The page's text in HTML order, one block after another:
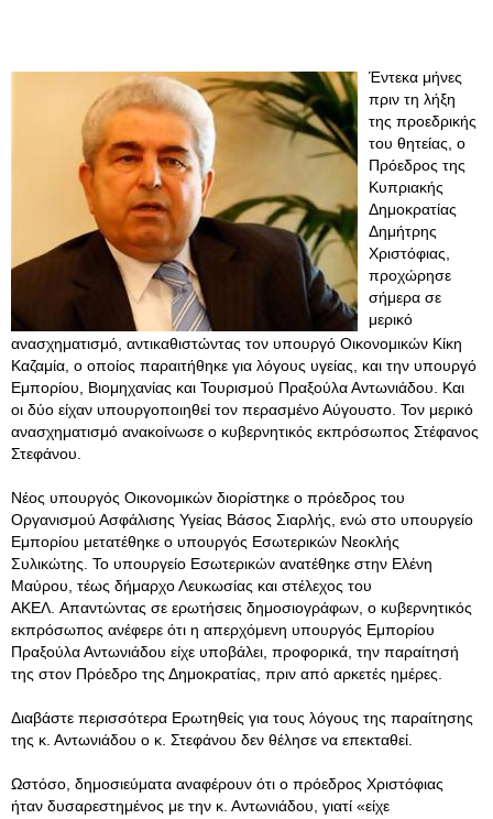
Έντεκα μήνες
πριν τη λήξη
της προεδρικής
του θητείας, ο
Πρόεδρος της
Κυπριακής
Δημοκρατίας
Δημήτρης
Χριστόφιας,
προχώρησε
σήμερα σε
μερικό
ανασχηματισμό, αντικαθιστώντας τον υπουργό Οικονομικών Κίκη
Καζαμία, ο οποίος παραιτήθηκε για λόγους υγείας, και την υπουργό
Εμπορίου, Βιομηχανίας και Τουρισμού Πραξούλα Αντωνιάδου. Και
οι δύο είχαν υπουργοποιηθεί τον περασμένο Αύγουστο. Τον μερικό
ανασχηματισμό ανακοίνωσε ο κυβερνητικός εκπρόσωπος Στέφανος
Στεφάνου.
Νέος υπουργός Οικονομικών διορίστηκε ο πρόεδρος του
Οργανισμού Ασφάλισης Υγείας Βάσος Σιαρλής, ενώ στο υπουργείο
Εμπορίου μετατέθηκε ο υπουργός Εσωτερικών Νεοκλής
Συλικώτης. Το υπουργείο Εσωτερικών ανατέθηκε στην Ελένη
Μαύρου, τέως δήμαρχο Λευκωσίας και στέλεχος του
ΑΚΕΛ. Απαντώντας σε ερωτήσεις δημοσιογράφων, ο κυβερνητικός
εκπρόσωπος ανέφερε ότι η απερχόμενη υπουργός Εμπορίου
Πραξούλα Αντωνιάδου είχε υποβάλει, προφορικά, την παραίτησή
της στον Πρόεδρο της Δημοκρατίας, πριν από αρκετές ημέρες.
Διαβάστε περισσότερα Ερωτηθείς για τους λόγους της παραίτησης
της κ. Αντωνιάδου ο κ. Στεφάνου δεν θέλησε να επεκταθεί.
Ωστόσο, δημοσιεύματα αναφέρουν ότι ο πρόεδρος Χριστόφιας
ήταν δυσαρεστημένος με την κ. Αντωνιάδου, γιατί «είχε